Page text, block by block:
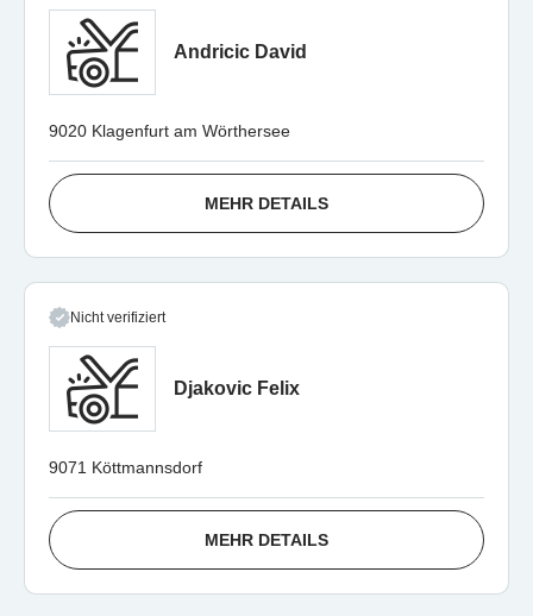
Andricic David
9020 Klagenfurt am Wörthersee
MEHR DETAILS
Nicht verifiziert
Djakovic Felix
9071 Köttmannsdorf
MEHR DETAILS